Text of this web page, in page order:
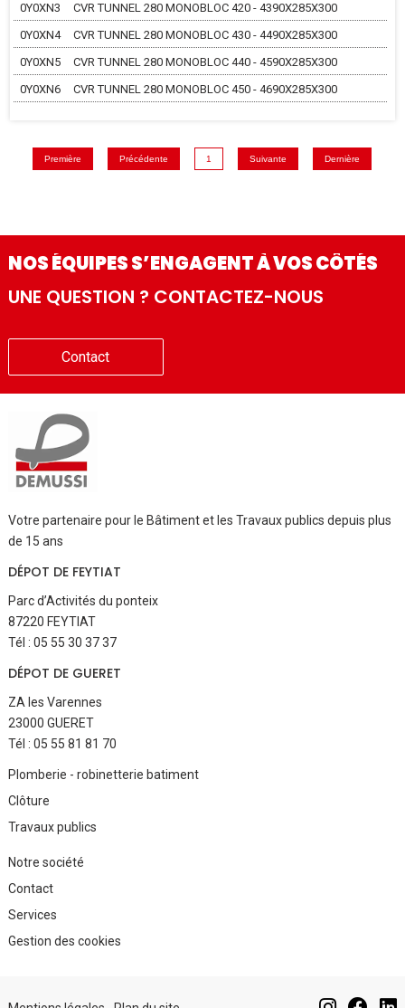
0Y0XN3
CVR TUNNEL 280 MONOBLOC 420 - 4390X285X300
0Y0XN4
CVR TUNNEL 280 MONOBLOC 430 - 4490X285X300
0Y0XN5
CVR TUNNEL 280 MONOBLOC 440 - 4590X285X300
0Y0XN6
CVR TUNNEL 280 MONOBLOC 450 - 4690X285X300
Première Précédente 1 Suivante Dernière
NOS ÉQUIPES S’ENGAGENT À VOS CÔTÉS
UNE QUESTION ? CONTACTEZ-NOUS
Contact
Votre partenaire pour le Bâtiment et les Travaux publics depuis plus
de 15 ans
DÉPOT DE FEYTIAT
Parc d’Activités du ponteix
87220 FEYTIAT
Tél : 05 55 30 37 37
DÉPOT DE GUERET
ZA les Varennes
23000 GUERET
Tél : 05 55 81 81 70
Aller
contenu
Plomberie - robinetterie batiment
Clôture
Travaux publics
Aller
contenu
Notre société
Contact
Services
Gestion des cookies
au